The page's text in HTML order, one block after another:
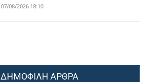
07/08/2026 18:10
ΔΗΜΟΦΙΛΗ ΑΡΘΡΑ